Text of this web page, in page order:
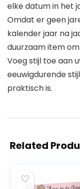
elke datum in het
Omdat er geen
kalender jaar na
duurzaam item
Voeg stijl toe aan
eeuwigdurende
praktisch is.
Related